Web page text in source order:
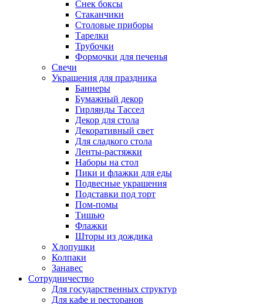
Снек боксы
Стаканчики
Столовые приборы
Тарелки
Трубочки
Формочки для печенья
Свечи
Украшения для праздника
Баннеры
Бумажный декор
Гирлянды Тассел
Декор для стола
Декоративный свет
Для сладкого стола
Ленты-растяжки
Наборы на стол
Пики и флажки для еды
Подвесные украшения
Подставки под торт
Пом-помы
Тишью
Флажки
Шторы из дождика
Хлопушки
Колпаки
Занавес
Сотрудничество
Для государственных структур
Для кафе и ресторанов